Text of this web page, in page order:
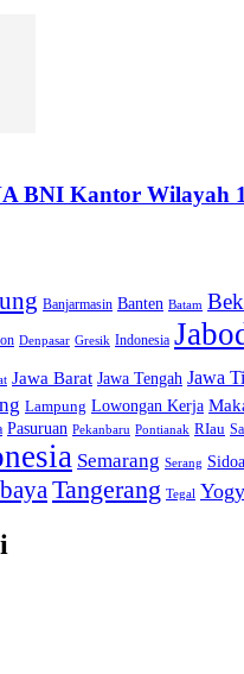
BNI Kantor Wilayah
Banjarmasin Banten Batam
Denpasar Gresik Indonesia
Jawa Barat Jawa Tengah Jawa
Lampung Lowongan Kerja
Pasuruan Pekanbaru Pontianak RIau
Semarang Serang
Tangerang Tegal